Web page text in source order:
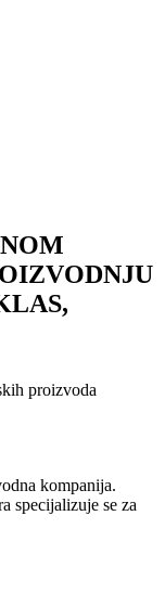
proizvoda
kompanija.
specijalizuje se za